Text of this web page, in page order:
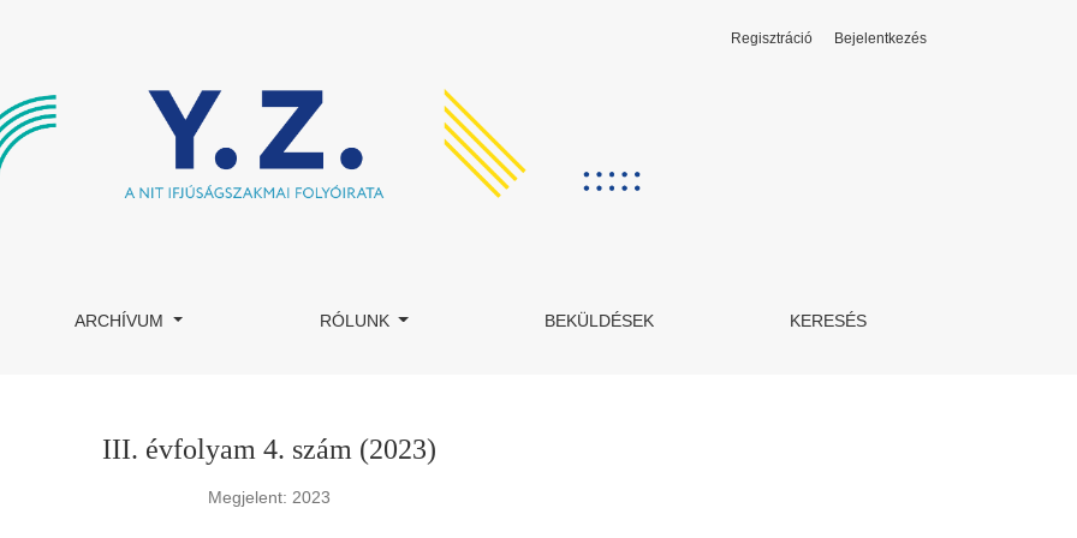
ARCHÍVUM RÓLUNK BEKÜLDÉSEK KERESÉS
Regisztráció Bejelentkezés
III. évfolyam 4. szám (2023)
Megjelent: 2023